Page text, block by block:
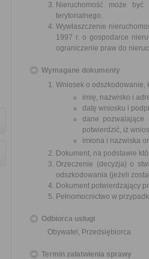
Nieruchomość może
terytorialnego.
Wywłaszczenie
1997 r. o gospodarce
ograniczenie praw do
Wymagane dokumenty
Wniosek o odszkodowanie,
imię, nazwisko i
datę wniosku i
dane pozwalające
potwierdzić, iż
imiona i nazwiska
Dokument, na podstawie
Orzeczenie (decyzja) o
odszkodowania (jeżeli
Dokument potwierdzający
Pełnomocnictwo w
Odbiorca usługi
Obywatel, Przedsiębiorca
Termin załatwienia sprawy